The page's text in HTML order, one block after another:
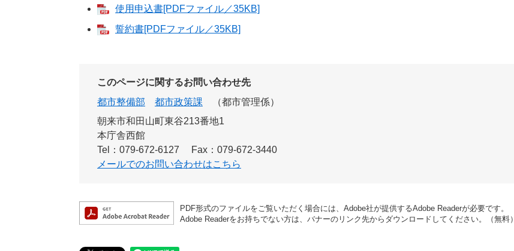
使用申込書[PDFファイル／35KB]
誓約書[PDFファイル／35KB]
このページに関するお問い合わせ先
都市整備部
都市政策課
都市管理係
朝来市和田山町東谷213番地1
本庁舎西館
Tel：079-672-6127
Fax：079-672-3440
メールでのお問い合わせはこちら
PDF形式のファイルをご覧いただく場合には、Adobe社が提供するAdobe Readerが必要です。
Adobe Readerをお持ちでない方は、バナーのリンク先からダウンロードしてください。（無料）